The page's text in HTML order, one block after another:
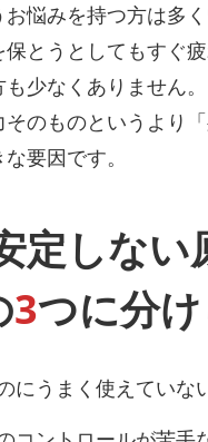
悩みを持つ方は多く
とうとしてもすぐ
少なくありません。
のものというより
要因です。
定しない
3つに分
にうまく使えていな